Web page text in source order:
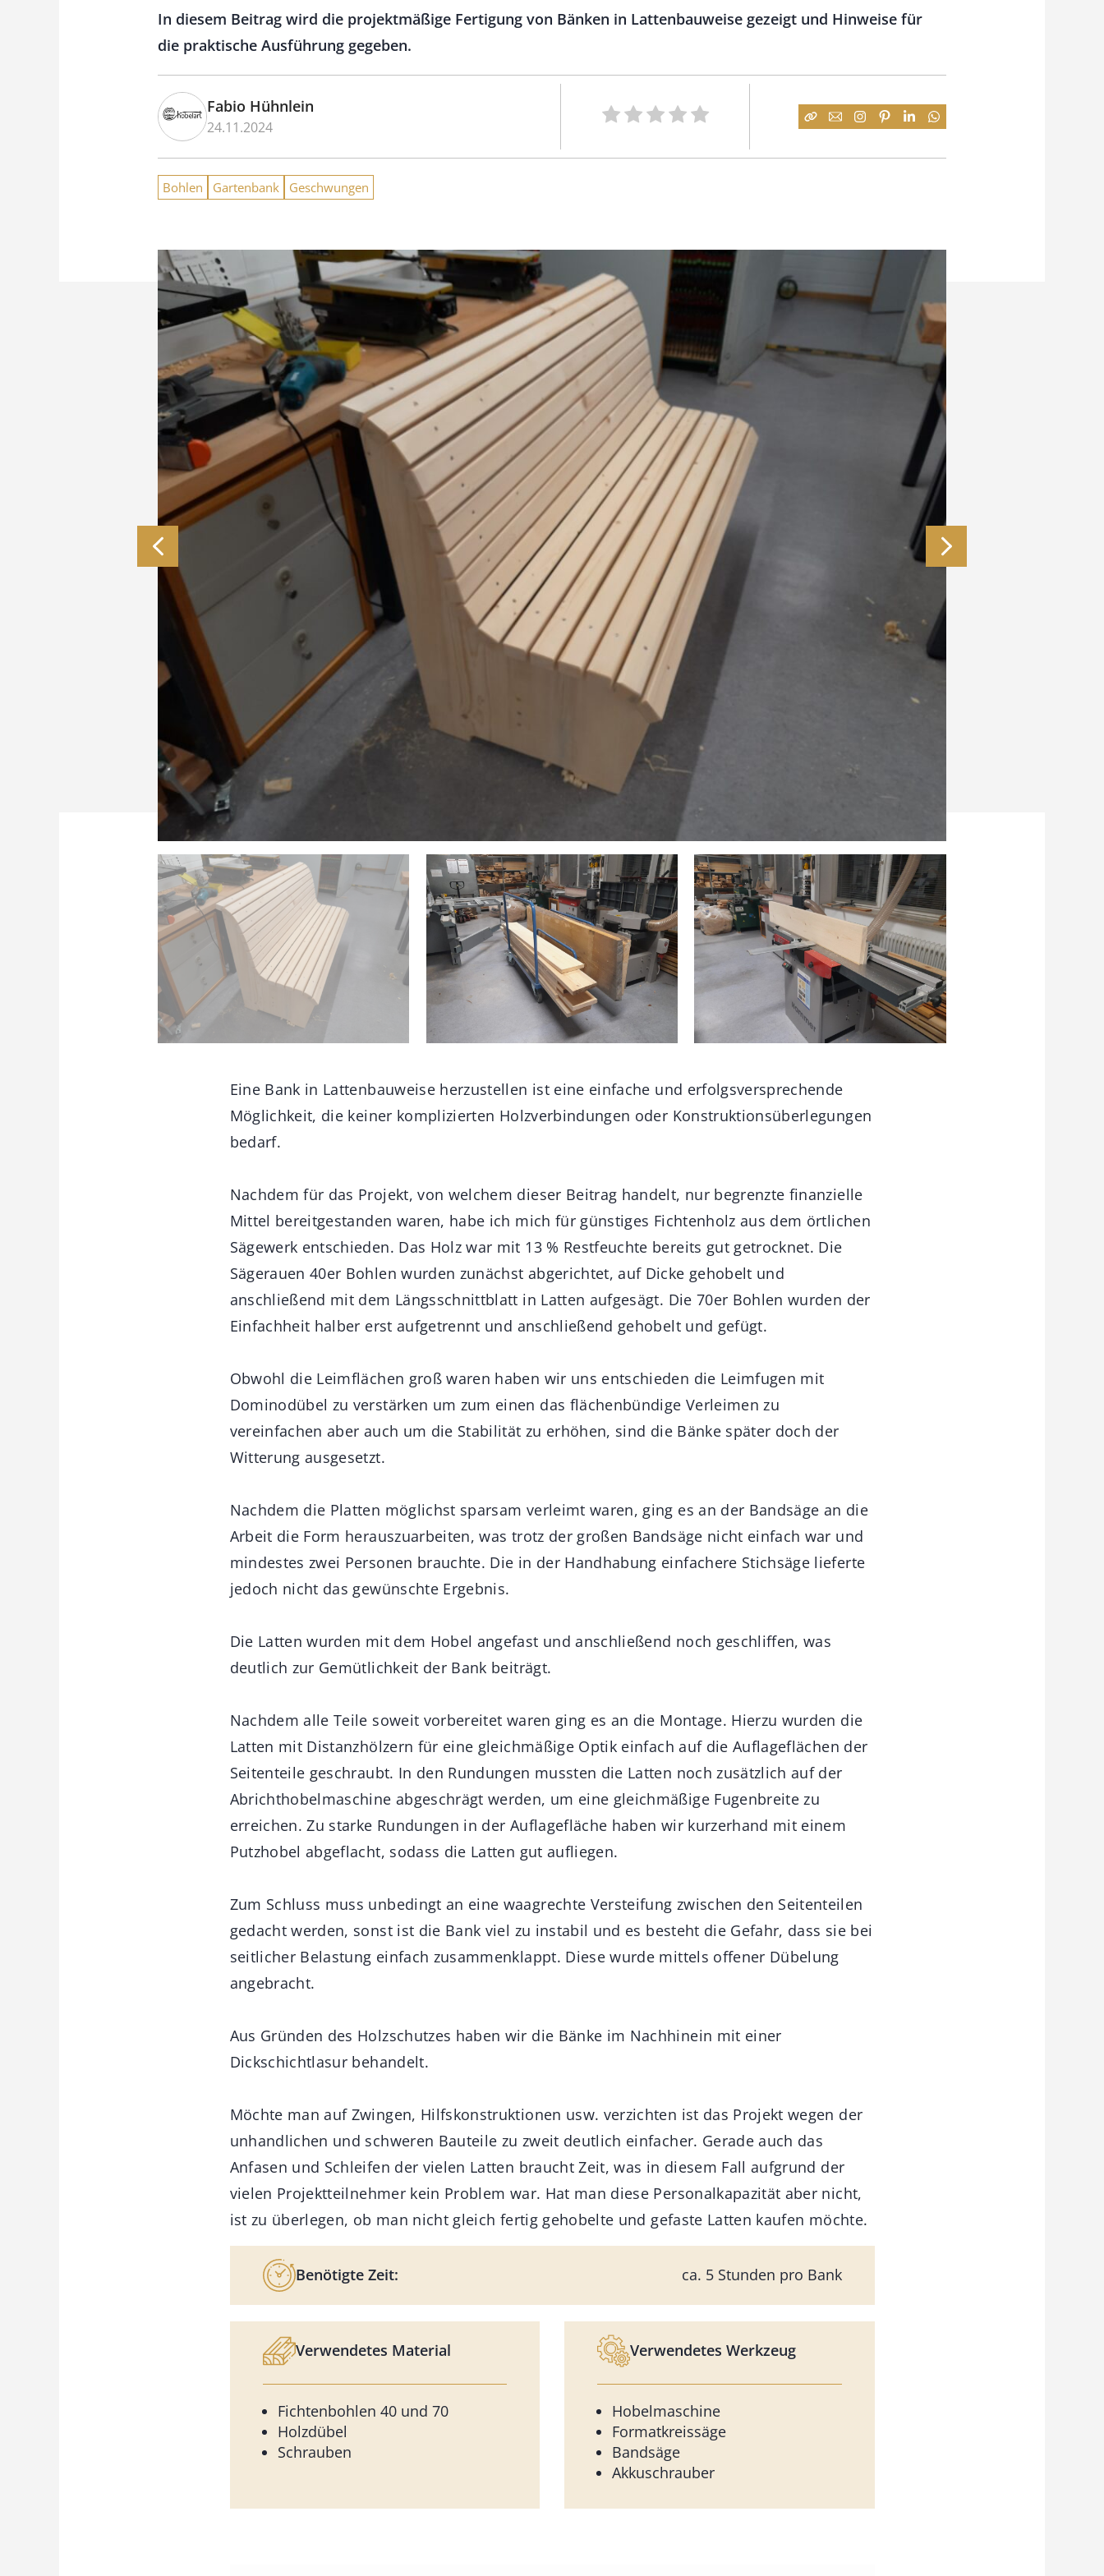
In diesem Beitrag wird die projektmäßige Fertigung von Bänken in Lattenbauweise gezeigt und Hinweise für
die praktische Ausführung gegeben.
Fabio Hühnlein
24.11.2024
Bohlen Gartenbank Geschwungen
Eine Bank in Lattenbauweise herzustellen ist eine einfache und erfolgsversprechende
Möglichkeit, die keiner komplizierten Holzverbindungen oder Konstruktionsüberlegungen
bedarf.
Nachdem für das Projekt, von welchem dieser Beitrag handelt, nur begrenzte finanzielle
Mittel bereitgestanden waren, habe ich mich für günstiges Fichtenholz aus dem örtlichen
Sägewerk entschieden. Das Holz war mit 13 % Restfeuchte bereits gut getrocknet. Die
Sägerauen 40er Bohlen wurden zunächst abgerichtet, auf Dicke gehobelt und
anschließend mit dem Längsschnittblatt in Latten aufgesägt. Die 70er Bohlen wurden der
Einfachheit halber erst aufgetrennt und anschließend gehobelt und gefügt.
Obwohl die Leimflächen groß waren haben wir uns entschieden die Leimfugen mit
Dominodübel zu verstärken um zum einen das flächenbündige Verleimen zu
vereinfachen aber auch um die Stabilität zu erhöhen, sind die Bänke später doch der
Witterung ausgesetzt.
Nachdem die Platten möglichst sparsam verleimt waren, ging es an der Bandsäge an die
Arbeit die Form herauszuarbeiten, was trotz der großen Bandsäge nicht einfach war und
mindestes zwei Personen brauchte. Die in der Handhabung einfachere Stichsäge lieferte
jedoch nicht das gewünschte Ergebnis.
Die Latten wurden mit dem Hobel angefast und anschließend noch geschliffen, was
deutlich zur Gemütlichkeit der Bank beiträgt.
Nachdem alle Teile soweit vorbereitet waren ging es an die Montage. Hierzu wurden die
Latten mit Distanzhölzern für eine gleichmäßige Optik einfach auf die Auflageflächen der
Seitenteile geschraubt. In den Rundungen mussten die Latten noch zusätzlich auf der
Abrichthobelmaschine abgeschrägt werden, um eine gleichmäßige Fugenbreite zu
erreichen. Zu starke Rundungen in der Auflagefläche haben wir kurzerhand mit einem
Putzhobel abgeflacht, sodass die Latten gut aufliegen.
Zum Schluss muss unbedingt an eine waagrechte Versteifung zwischen den Seitenteilen
gedacht werden, sonst ist die Bank viel zu instabil und es besteht die Gefahr, dass sie bei
seitlicher Belastung einfach zusammenklappt. Diese wurde mittels offener Dübelung
angebracht.
Aus Gründen des Holzschutzes haben wir die Bänke im Nachhinein mit einer
Dickschichtlasur behandelt.
Möchte man auf Zwingen, Hilfskonstruktionen usw. verzichten ist das Projekt wegen der
unhandlichen und schweren Bauteile zu zweit deutlich einfacher. Gerade auch das
Anfasen und Schleifen der vielen Latten braucht Zeit, was in diesem Fall aufgrund der
vielen Projektteilnehmer kein Problem war. Hat man diese Personalkapazität aber nicht,
ist zu überlegen, ob man nicht gleich fertig gehobelte und gefaste Latten kaufen möchte.
Benötigte Zeit: ca. 5 Stunden pro Bank
Verwendetes Material
Fichtenbohlen 40 und 70
Holzdübel
Schrauben
Verwendetes Werkzeug
Hobelmaschine
Formatkreissäge
Bandsäge
Akkuschrauber